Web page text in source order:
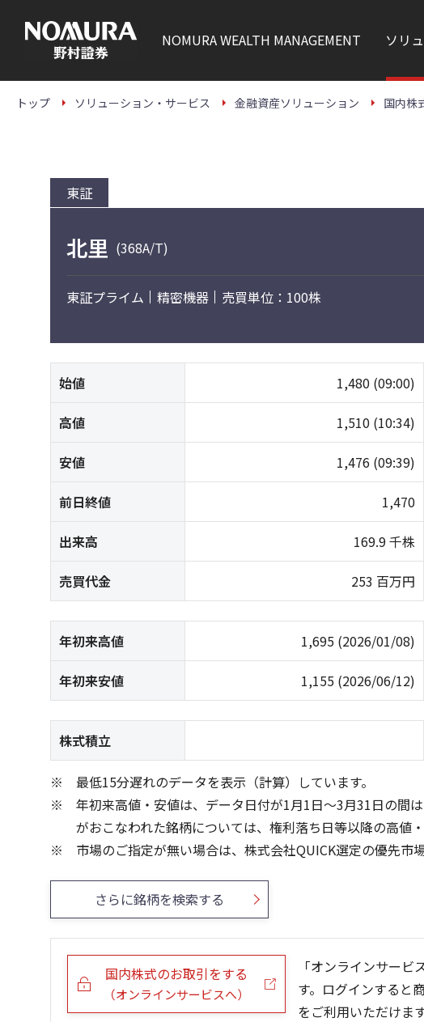
本
NOMURAWEALTH MANAGEMENT ソリ
トップ ソリューション・サービス 金融資産ソリューション 国内株
東証
北里 (368A/T)
東証プライム 精密機器 売買単位：100株
始値 1,480 (09:00)
高値 1,510 (10:34)
安値 1,476 (09:39)
前日終値 1,470
出来高 169.9 千株
売買代金 253 百万円
年初来高値 1,695 (2026/01/08)
年初来安値 1,155 (2026/06/12)
株式積立
最低15分遅れのデータを表示（計算）しています。
年初来高値・安値は、データ日付が1月1日～3月31日の間
がおこなわれた銘柄については、権利落ち日等以降の高値・
市場のご指定が無い場合は、株式会社QUICK選定の優先市
さらに銘柄を検索する
国内株式のお取引をする
（オンラインサービスへ）
「オンラインサー
す。ログインすると
をご利用いただけます